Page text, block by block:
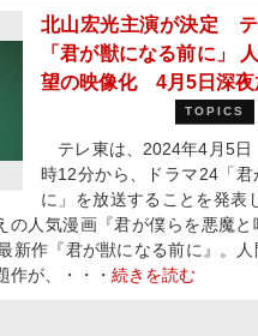
北山宏光主演が決定 テ
「君が獣になる前に」
望の映像化 4月5日深夜
TOPICS
テレ東は、2024年4月5日
時12分から、ドラマ24「君
に」を放送することを発
の人気漫画『君が僕らを悪魔と
新作『君が獣になる前に』。人
作が、・・・ 続きを読む